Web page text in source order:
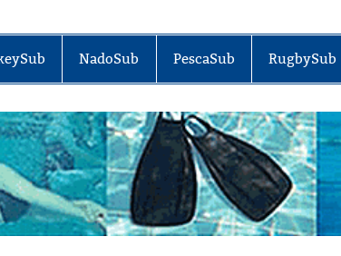
NadoSub PescaSub RugbySub